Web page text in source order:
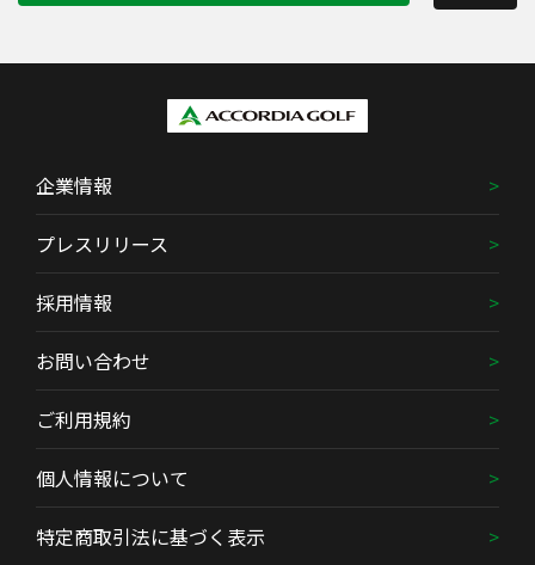
企業情報
プレスリリース
採用情報
お問い合わせ
ご利用規約
個人情報について
特定商取引法に基づく表示